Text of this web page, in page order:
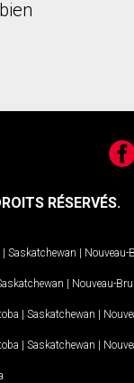
RÉSERVÉS.
| Saskatchewan |
| Nouveau-
| Saskatchewan |
| Saskatchewan |